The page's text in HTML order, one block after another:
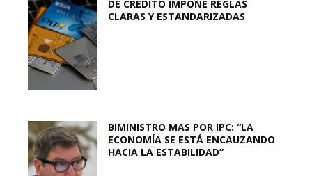
DE CRÉDITO IMPONE REGLAS
CLARAS Y ESTANDARIZADAS
BIMINISTRO MAS POR IPC: “LA
ECONOMÍA SE ESTÁ ENCAUZANDO
HACIA LA ESTABILIDAD”